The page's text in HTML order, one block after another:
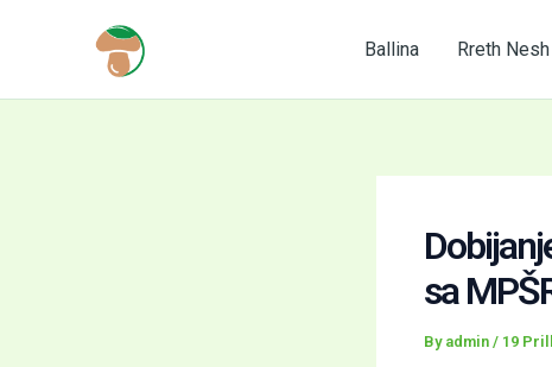
Ballina Rreth Nesh
sa
By admin / 19